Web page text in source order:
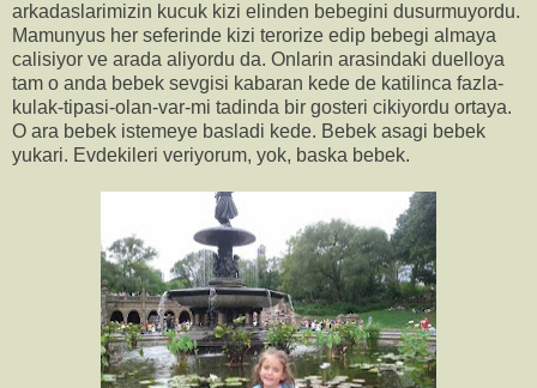
arkadaslarimizin kucuk kizi elinden bebegini dusurmuyordu.
Mamunyus her seferinde kizi terorize edip bebegi almaya
calisiyor ve arada aliyordu da. Onlarin arasindaki duelloya
tam o anda bebek sevgisi kabaran kede de katilinca fazla-
kulak-tipasi-olan-var-mi tadinda bir gosteri cikiyordu ortaya.
O ara bebek istemeye basladi kede. Bebek asagi bebek
yukari. Evdekileri veriyorum, yok, baska bebek.